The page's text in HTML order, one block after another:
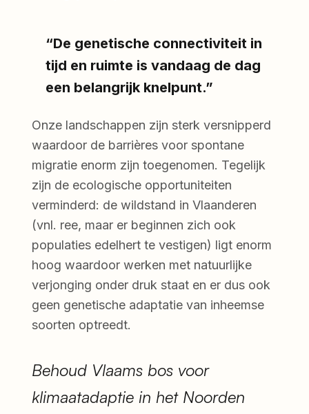
“De genetische connectiviteit in
tijd en ruimte is vandaag de dag
een belangrijk knelpunt.”
Onze landschappen zijn sterk versnipperd
waardoor de barrières voor spontane
migratie enorm zijn toegenomen. Tegelijk
zijn de ecologische opportuniteiten
verminderd: de wildstand in Vlaanderen
(vnl. ree, maar er beginnen zich ook
populaties edelhert te vestigen) ligt enorm
hoog waardoor werken met natuurlijke
verjonging onder druk staat en er dus ook
geen genetische adaptatie van inheemse
soorten optreedt.
Behoud Vlaams bos voor
klimaatadaptie in het Noorden